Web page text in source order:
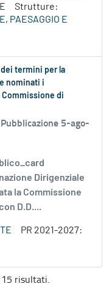
Strutture:
PAESAGGIO E
termini per la
nominati i
di
5-ago-
Dirigenziale
la Commissione
D.D....
PR 2021-2027:
risultati.